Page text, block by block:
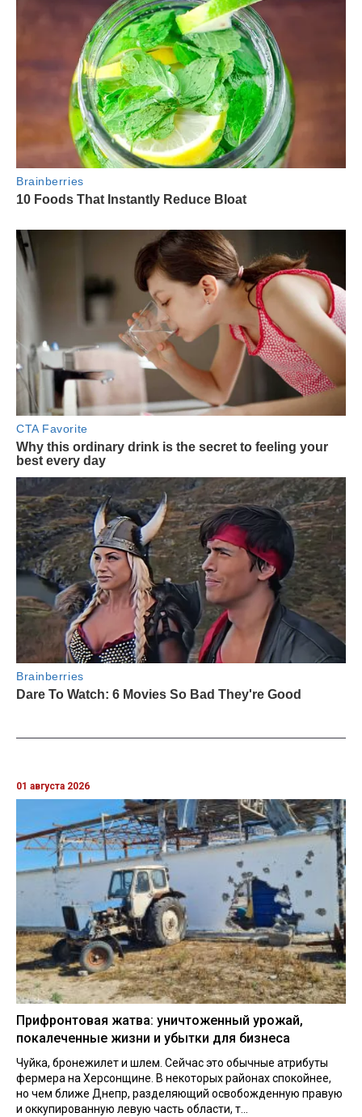
01 августа 2026
Прифронтовая жатва: уничтоженный урожай,
покалеченные жизни и убытки для бизнеса
Чуйка, бронежилет и шлем. Сейчас это обычные атрибуты
фермера на Херсонщине. В некоторых районах спокойнее,
но чем ближе Днепр, разделяющий освобожденную правую
и оккупированную левую часть области, т...